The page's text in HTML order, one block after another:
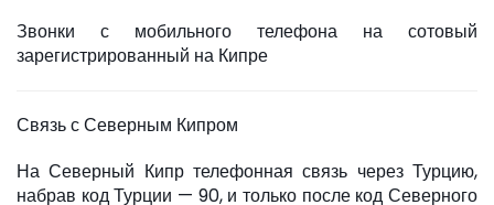
Звонки с мобильного телефона на сотовый
зарегистрированный на Кипре
Связь с Северным Кипром
На Северный Кипр телефонная связь через Турцию,
набрав код Турции — 90, и только после код Северного